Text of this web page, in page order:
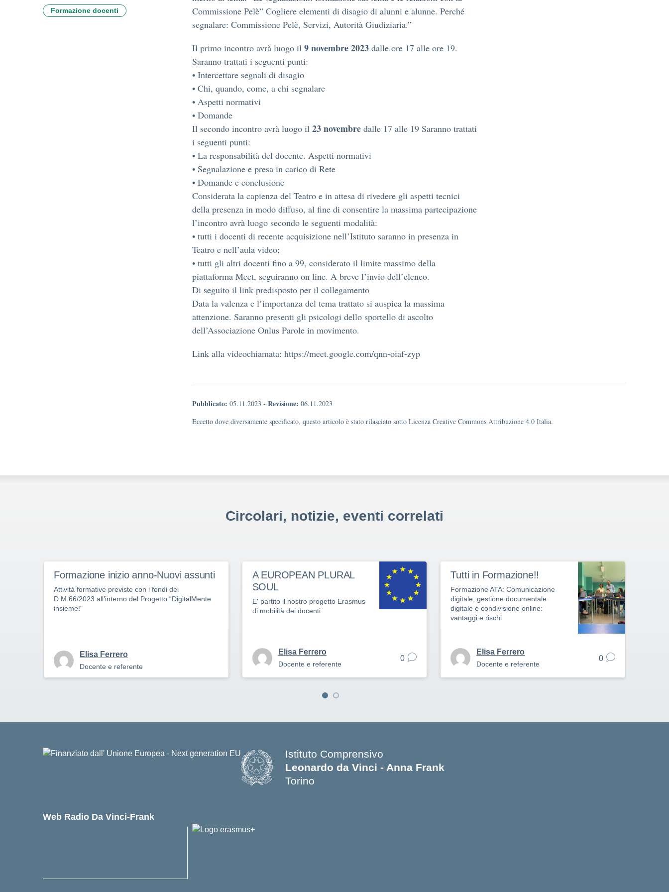
Commissione Pelè” Cogliere elementi di disagio di alunni e alunne. Perché
segnalare: Commissione Pelè, Servizi, Autorità Giudiziaria.”
Il primo incontro avrà luogo il 9 novembre 2023 dalle ore 17 alle ore 19.
Saranno trattati i seguenti punti:
• Intercettare segnali di disagio
• Chi, quando, come, a chi segnalare
• Aspetti normativi
• Domande
Il secondo incontro avrà luogo il 23 novembre dalle 17 alle 19 Saranno trattati
i seguenti punti:
• La responsabilità del docente. Aspetti normativi
• Segnalazione e presa in carico di Rete
• Domande e conclusione
Considerata la capienza del Teatro e in attesa di rivedere gli aspetti tecnici
della presenza in modo diffuso, al fine di consentire la massima partecipazione
l’incontro avrà luogo secondo le seguenti modalità:
• tutti i docenti di recente acquisizione nell’Istituto saranno in presenza in
Teatro e nell’aula video;
• tutti gli altri docenti fino a 99, considerato il limite massimo della
piattaforma Meet, seguiranno on line. A breve l’invio dell’elenco.
Di seguito il link predisposto per il collegamento
Data la valenza e l’importanza del tema trattato si auspica la massima
attenzione. Saranno presenti gli psicologi dello sportello di ascolto
dell’Associazione Onlus Parole in movimento.
Link alla videochiamata: https://meet.google.com/qnn-oiaf-zyp
Pubblicato: 05.11.2023 - Revisione: 06.11.2023
Eccetto dove diversamente specificato, questo articolo è stato rilasciato sotto Licenza Creative Commons Attribuzione 4.0 Italia.
Formazione docenti
Circolari, notizie, eventi correlati
Formazione inizio anno-Nuovi assunti
Attività formative previste con i fondi del
D.M.66/2023 all’interno del Progetto “DigitalMente
insieme!"
Elisa Ferrero
Docente e referente
A EUROPEAN PLURAL
SOUL
E' partito il nostro progetto Erasmus
di mobilità dei docenti
Elisa Ferrero
Docente e referente
0
Tutti in Formazione!!
Formazione ATA: Comunicazione
digitale, gestione documentale
digitale e condivisione online:
vantaggi e rischi
Elisa Ferrero
Docente e referente
0
Istituto Comprensivo
Leonardo da Vinci - Anna Frank
Torino
Web Radio Da Vinci-Frank